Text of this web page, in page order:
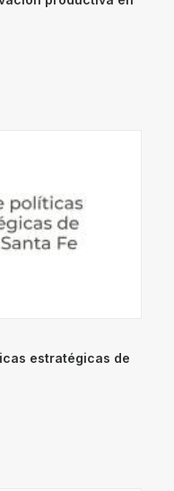
estratégicas de